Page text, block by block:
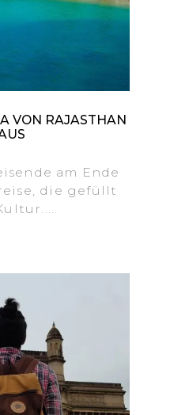
VON RAJASTHAN
am Ende
die gefüllt